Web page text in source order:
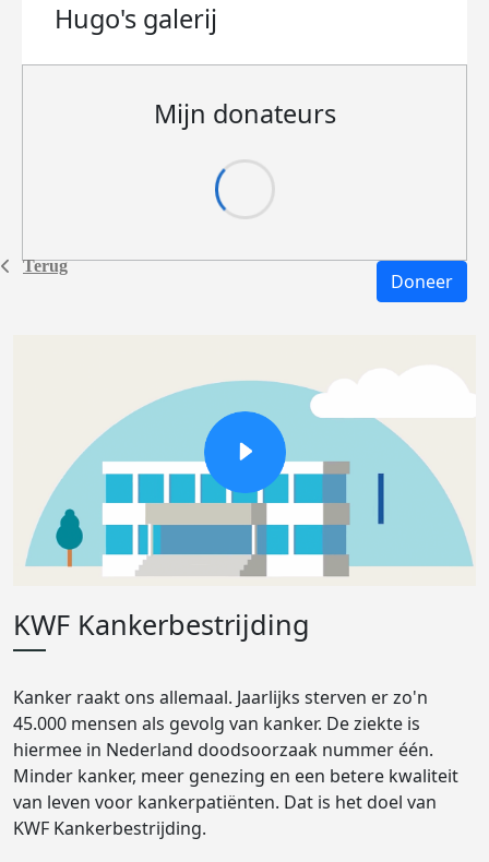
Terug
Hugo's galerij
Mijn donateurs
Doneer
KWF Kankerbestrijding
Kanker raakt ons allemaal. Jaarlijks sterven er zo'n
45.000 mensen als gevolg van kanker. De ziekte is
hiermee in Nederland doodsoorzaak nummer één.
Minder kanker, meer genezing en een betere kwaliteit
van leven voor kankerpatiënten. Dat is het doel van
KWF Kankerbestrijding.